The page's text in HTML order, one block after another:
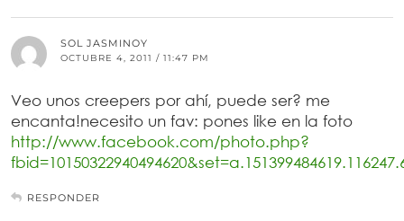
SOL JASMINOY
OCTUBRE 4, 2011 / 11:47 PM
Veo unos creepers por ahí, puede ser? me
encanta!necesito un fav: pones like en la foto
http://www.facebook.com/photo.php?
RESPONDER